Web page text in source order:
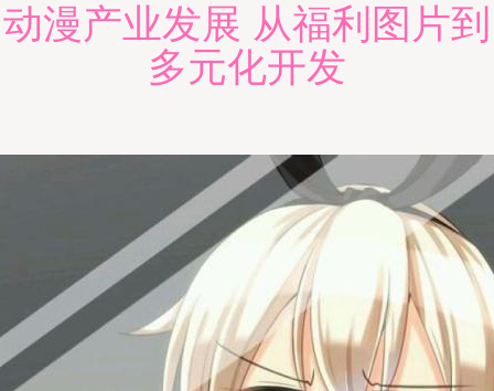
动漫产业发展 从福利图片到
多元化开发